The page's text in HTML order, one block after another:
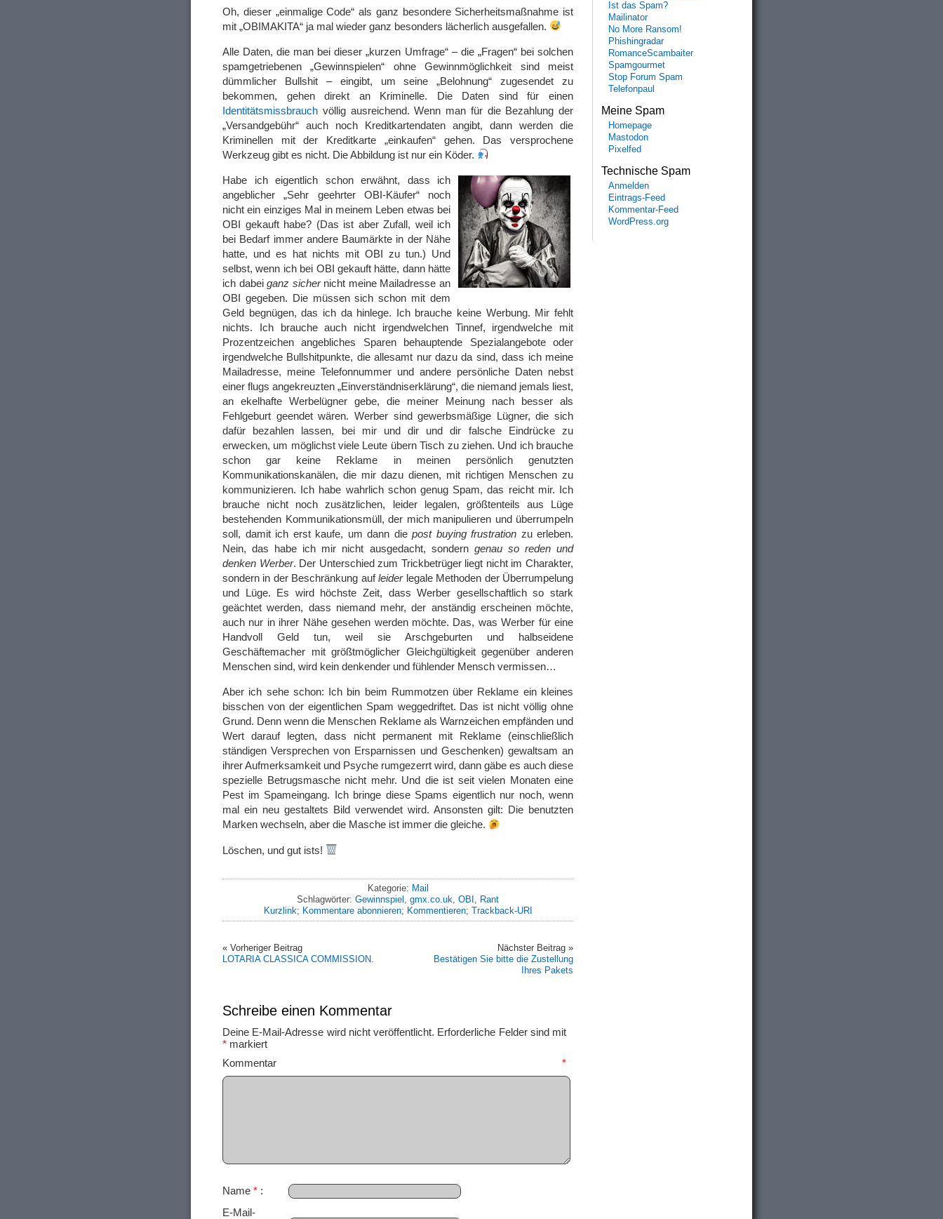
Oh, dieser „einmalige Code“ als ganz besondere Sicherheitsmaßnahme ist
mit „OBIMAKITA“ ja mal wieder ganz besonders lächerlich ausgefallen.
Alle Daten, die man bei dieser „kurzen Umfrage“ – die „Fragen“ bei solchen
spamgetriebenen „Gewinnspielen“ ohne Gewinnmöglichkeit sind meist
dümmlicher Bullshit – eingibt, um seine „Belohnung“ zugesendet zu
bekommen, gehen direkt an Kriminelle. Die Daten sind für einen
Identitätsmissbrauch völlig ausreichend. Wenn man für die Bezahlung der
„Versandgebühr“ auch noch Kreditkartendaten angibt, dann werden die
Kriminellen mit der Kreditkarte „einkaufen“ gehen. Das versprochene
Werkzeug gibt es nicht. Die Abbildung ist nur ein Köder.
Habe ich eigentlich schon erwähnt, dass ich
angeblicher „Sehr geehrter OBI-Käufer“ noch
nicht ein einziges Mal in meinem Leben etwas bei
OBI gekauft habe? (Das ist aber Zufall, weil ich
bei Bedarf immer andere Baumärkte in der Nähe
hatte, und es hat nichts mit OBI zu tun.) Und
selbst, wenn ich bei OBI gekauft hätte, dann hätte
ich dabeiganz sichernicht meine Mailadresse an
OBI gegeben. Die müssen sich schon mit dem
Geld begnügen, das ich da hinlege. Ich brauche keine Werbung. Mir fehlt
nichts. Ich brauche auch nicht irgendwelchen Tinnef, irgendwelche mit
Prozentzeichen angebliches Sparen behauptende Spezialangebote oder
irgendwelche Bullshitpunkte, die allesamt nur dazu da sind, dass ich meine
Mailadresse, meine Telefonnummer und andere persönliche Daten nebst
einer flugs angekreuzten „Einverständniserklärung“, die niemand jemals liest,
an ekelhafte Werbelügner gebe, die meiner Meinung nach besser als
Fehlgeburt geendet wären. Werber sind gewerbsmäßige Lügner, die sich
dafür bezahlen lassen, bei mir und dir und dir falsche Eindrücke zu
erwecken, um möglichst viele Leute übern Tisch zu ziehen. Und ich brauche
schon gar keine Reklame in meinen persönlich genutzten
Kommunikationskanälen, die mir dazu dienen, mit richtigen Menschen zu
kommunizieren. Ich habe wahrlich schon genug Spam, das reicht mir. Ich
brauche nicht noch zusätzlichen, leider legalen, größtenteils aus Lüge
bestehenden Kommunikationsmüll, der mich manipulieren und überrumpeln
soll, damit ich erst kaufe, um dann die post buying frustration zu erleben.
Nein, das habe ich mir nicht ausgedacht, sondern genau so reden und
denken Werber. Der Unterschied zum Trickbetrüger liegt nicht im Charakter,
sondern in der Beschränkung aufleiderlegale Methoden der Überrumpelung
und Lüge. Es wird höchste Zeit, dass Werber gesellschaftlich so stark
geächtet werden, dass niemand mehr, der anständig erscheinen möchte,
auch nur in ihrer Nähe gesehen werden möchte. Das, was Werber für eine
Handvoll Geld tun, weil sie Arschgeburten und halbseidene
Geschäftemacher mit größtmöglicher Gleichgültigkeit gegenüber anderen
Menschen sind, wird kein denkender und fühlender Mensch vermissen…
Aber ich sehe schon: Ich bin beim Rummotzen über Reklame ein kleines
bisschen von der eigentlichen Spam weggedriftet. Das ist nicht völlig ohne
Grund. Denn wenn die Menschen Reklame als Warnzeichen empfänden und
Wert darauf legten, dass nicht permanent mit Reklame (einschließlich
ständigen Versprechen von Ersparnissen und Geschenken) gewaltsam an
ihrer Aufmerksamkeit und Psyche rumgezerrt wird, dann gäbe es auch diese
spezielle Betrugsmasche nicht mehr. Und die ist seit vielen Monaten eine
Pest im Spameingang. Ich bringe diese Spams eigentlich nur noch, wenn
mal ein neu gestaltets Bild verwendet wird. Ansonsten gilt: Die benutzten
Marken wechseln, aber die Masche ist immer die gleiche.
Löschen, und gut ists!
Kategorie: Mail
Schlagwörter: Gewinnspiel gmx.co.uk OBI
Rant
Kurzlink; Kommentare abonnieren; Kommentieren; Trackback-URI
« Vorheriger Beitrag
LOTARIA CLASSICA COMMISSION.
Nächster Beitrag »
Bestätigen Sie bitte die Zustellung
Ihres Pakets
Schreibe einen Kommentar
Deine E-Mail-Adresse wird nicht veröffentlicht. Erforderliche Felder sind mit
* markiert
Kommentar *
Name *
E-Mail-
Ist das Spam?
Mailinator
No More Ransom!
Phishingradar
RomanceScambaiter
Spamgourmet
Stop Forum Spam
Telefonpaul
Meine Spam
Homepage
Mastodon
Pixelfed
Technische Spam
Anmelden
Eintrags-Feed
Kommentar-Feed
WordPress.org